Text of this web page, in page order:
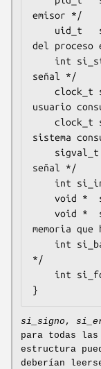
emisor */
del proceso
señal */
usuario
sistema
señal */
memoria
*/
}
si_signo ,
para todas
estructura
deberían